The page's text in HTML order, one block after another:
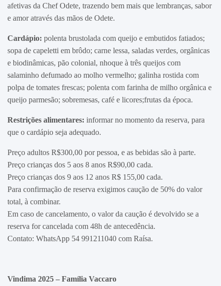
afetivas da Chef Odete, trazendo bem mais que lembranças, sabor
e amor através das mãos de Odete.
Cardápio: polenta brustolada com queijo e embutidos fatiados;
sopa de capeletti em brôdo; carne lessa, saladas verdes, orgânicas
e biodinâmicas, pão colonial, nhoque à três queijos com
salaminho defumado ao molho vermelho; galinha rostida com
polpa de tomates frescas; polenta com farinha de milho orgânica e
queijo parmesão; sobremesas, café e licores;frutas da época.
Restrições alimentares: informar no momento da reserva, para
que o cardápio seja adequado.
Preço adultos R$300,00 por pessoa, e as bebidas são à parte.
Preço crianças dos 5 aos 8 anos R$90,00 cada.
Preço crianças dos 9 aos 12 anos R$ 155,00 cada.
Para confirmação de reserva exigimos caução de 50% do valor
total, à combinar.
Em caso de cancelamento, o valor da caução é devolvido se a
reserva for cancelada com 48h de antecedência.
Contato: WhatsApp 54 991211040 com Raísa.
Vindima 2025 – Família Vaccaro